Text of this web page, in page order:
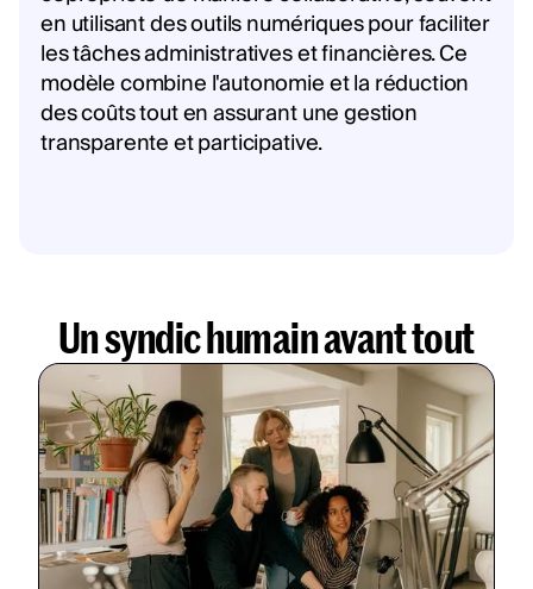
en utilisant des outils numériques pour faciliter
les tâches administratives et financières. Ce
modèle combine l'autonomie et la réduction
des coûts tout en assurant une gestion
transparente et participative.
Un syndic humain avant tout